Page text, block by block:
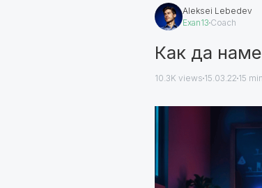
Aleksei Lebedev
Exan13 Coach
Как да
10.3K views 15.03.22 15